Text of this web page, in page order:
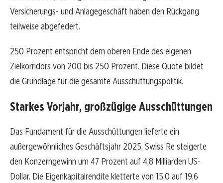
Versicherungs- und Anlagegeschäft haben den Rückgang
teilweise abgefedert.
250 Prozent entspricht dem oberen Ende des eigenen
Zielkorridors von 200 bis 250 Prozent. Diese Quote bildet
die Grundlage für die gesamte Ausschüttungspolitik.
Starkes Vorjahr, großzügige Ausschüttungen
Das Fundament für die Ausschüttungen lieferte ein
außergewöhnliches Geschäftsjahr 2025. Swiss Re steigerte
den Konzerngewinn um 47 Prozent auf 4,8 Milliarden US-
Dollar. Die Eigenkapitalrendite kletterte von 15,0 auf 19,6